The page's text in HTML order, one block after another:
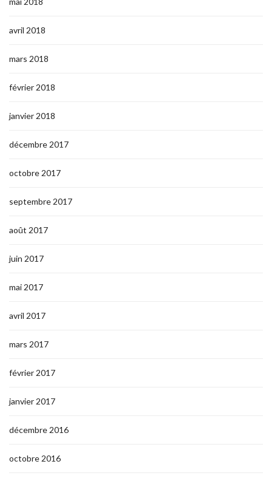
avril 2018
mars 2018
février 2018
janvier 2018
décembre 2017
octobre 2017
septembre 2017
août 2017
juin 2017
mai 2017
avril 2017
mars 2017
février 2017
janvier 2017
décembre 2016
octobre 2016